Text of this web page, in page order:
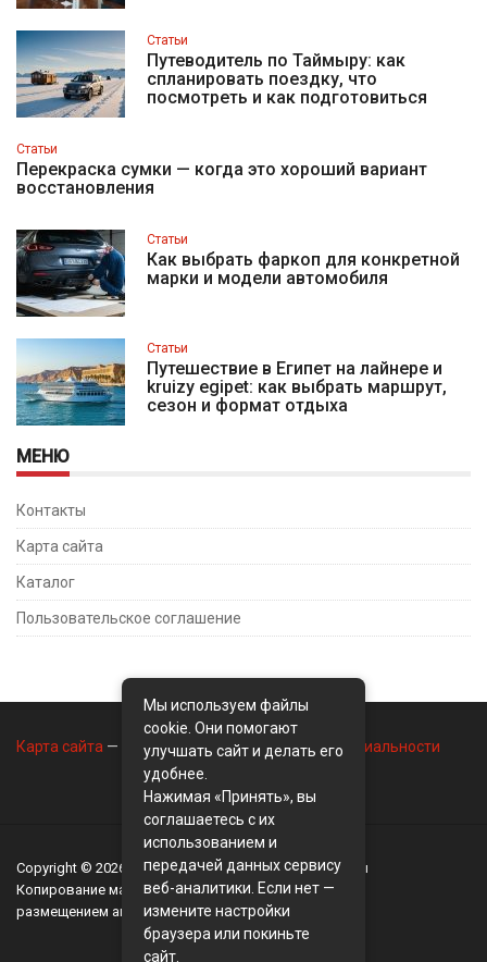
Статьи
Путеводитель по Таймыру: как
спланировать поездку, что
посмотреть и как подготовиться
Статьи
Перекраска сумки — когда это хороший вариант
восстановления
Статьи
Как выбрать фаркоп для конкретной
марки и модели автомобиля
Статьи
Путешествие в Египет на лайнере и
kruizy egipet: как выбрать маршрут,
сезон и формат отдыха
МЕНЮ
Контакты
Карта сайта
Каталог
Пользовательское соглашение
Карта сайта — Контакты— Политика конфиденциальности
Copyright © 2026 BusinessMix- Экономика и финансы
Копирование материалов разрешается, только с
размещением активной ссылки на сайтBusinessMix
Мы используем файлы
cookie. Они помогают
улучшать сайт и делать его
удобнее.
Нажимая «Принять», вы
соглашаетесь с их
использованием и
передачей данных сервису
веб-аналитики. Если нет —
измените настройки
браузера или покиньте
сайт.